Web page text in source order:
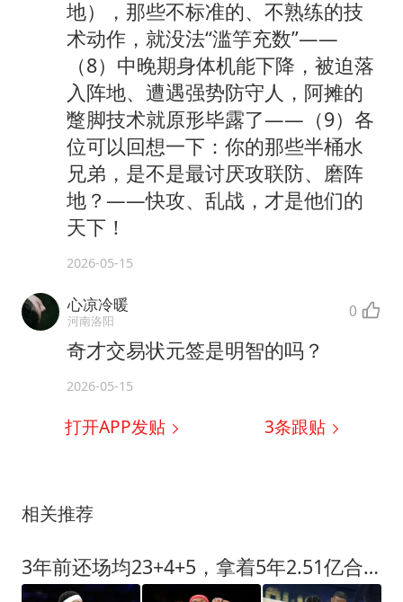
地），那些不标准的、不熟练的技
术动作，就没法“滥竽充数”——
（8）中晚期身体机能下降，被迫落
入阵地、遭遇强势防守人，阿摊的
蹩脚技术就原形毕露了——（9）各
位可以回想一下：你的那些半桶水
兄弟，是不是最讨厌攻联防、磨阵
地？——快攻、乱战，才是他们的
天下！
2026-05-15
心凉冷暖
河南洛阳 0
奇才交易状元签是明智的吗？
2026-05-15
打开APP发贴 3条跟贴
相关推荐
3年前还场均23+4+5，拿着5年2.51亿合同，如今却拿底薪，自由市场无人问津